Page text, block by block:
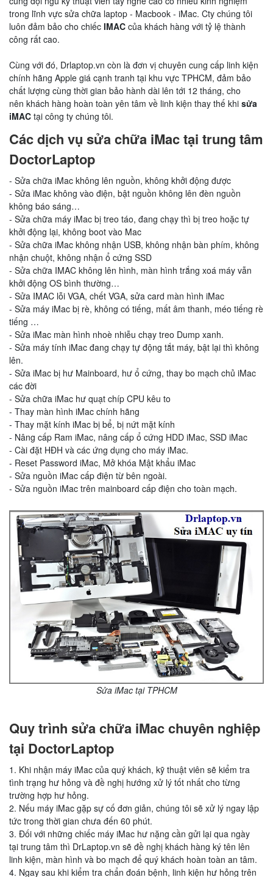
trong lĩnh vực sửa chữa laptop - Macbook - iMac. Cty chúng tôi
luôn đảm bảo cho chiếc IMAC của khách hàng với tỷ lệ thành
công rất cao.
Cùng với đó, Drlaptop.vn còn là đơn vị chuyên cung cấp linh kiện
chính hãng Apple giá cạnh tranh tại khu vực TPHCM, đảm bảo
chất lượng cùng thời gian bảo hành dài lên tới 12 tháng, cho
nên khách hàng hoàn toàn yên tâm về linh kiện thay thế khi sửa
iMAC tại công ty chúng tôi.
Các dịch vụ sửa chữa iMac tại trung tâm
DoctorLaptop
- Sửa chữa iMac không lên nguồn, không khởi động được
- Sửa iMac không vào điện, bật nguồn không lên đèn nguồn
không báo sáng…
- Sửa chữa máy iMac bị treo táo, đang chạy thì bị treo hoặc tự
khởi động lại, không boot vào Mac
- Sửa chữa iMac không nhận USB, không nhận bàn phím, không
nhận chuột, không nhận ổ cứng SSD
- Sửa chữa IMAC không lên hình, màn hình trắng xoá máy vẫn
khởi động OS bình thường…
- Sửa IMAC lỗi VGA, chết VGA, sửa card màn hình iMac
- Sửa máy iMac bị rè, không có tiếng, mất âm thanh, méo tiếng rè
tiếng …
- Sửa iMac màn hình nhoè nhiễu chạy treo Dump xanh.
- Sửa máy tính iMac đang chạy tự động tắt máy, bật lại thì không
lên.
- Sửa iMac bị hư Mainboard, hư ổ cứng, thay bo mạch chủ iMac
các đời
- Sửa chữa iMac hư quạt chíp CPU kêu to
- Thay màn hình iMac chính hãng
- Thay mặt kính iMac bị bể, bị nứt mặt kính
- Nâng cấp Ram iMac, nâng cấp ổ cứng HDD iMac, SSD iMac
- Cài đặt HĐH và các ứng dụng cho máy iMac.
- Reset Password iMac, Mở khóa Mật khẩu iMac
- Sửa nguồn iMac cấp điện từ bên ngoài.
- Sửa nguồn iMac trên mainboard cấp điện cho toàn mạch.
Sửa iMac tại TPHCM
Quy trình sửa chữa iMac chuyên nghiệp
tại DoctorLaptop
1. Khi nhận máy iMac của quý khách, kỹ thuật viên sẽ kiểm tra
tình trạng hư hỏng và đề nghị hướng xử lý tốt nhất cho từng
trường hợp hư hỏng.
2. Nếu máy iMac gặp sự cố đơn giản, chúng tôi sẽ xử lý ngay lập
tức trong thời gian chưa đến 60 phút.
3. Đối với những chiếc máy iMac hư nặng cần gửi lại qua ngày
tại trung tâm thì DrLaptop.vn sẽ đề nghị khách hàng ký tên lên
linh kiện, màn hình và bo mạch để quý khách hoàn toàn an tâm.
4. Ngay sau khi kiểm tra chẩn đoán bệnh, linh kiện hư hỏng trên